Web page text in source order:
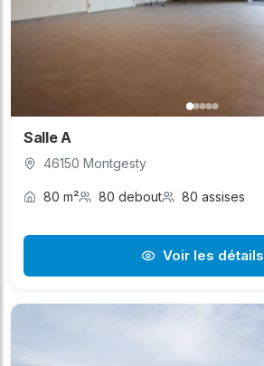
Salle A
46150 Montgesty
80 m² 80 debout 80 assises
Voir les détails